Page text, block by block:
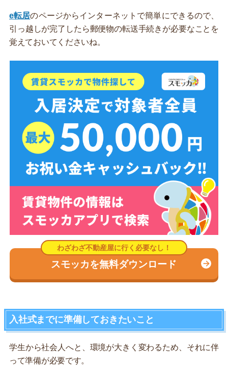
e転居のページからインターネットで簡単にできるので、
引っ越しが完了したら郵便物の転送手続きが必要なことを
覚えておいてくださいね。
スモッカを無料ダウンロード
入社式までに準備しておきたいこと
学生から社会人へと、環境が大きく変わるため、それに伴
って準備が必要です。